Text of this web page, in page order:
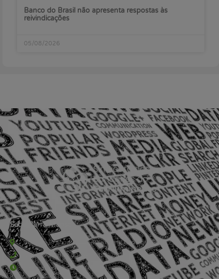
Banco do Brasil não apresenta respostas às
reivindicações
05/08/2026
Sede Barra Mansa
Rua Rio Branco, nº107 (2º andar), Centro - Cep: 27.330-030
(24) 3323-2848 ou (24) 3323-2500
De segunda à sexta-feira , das 9h às 17h.